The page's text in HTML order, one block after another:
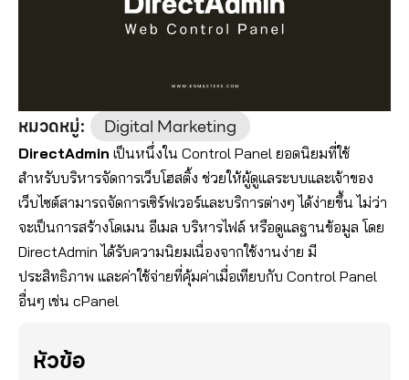
หมวดหมู่: Digital Marketing
DirectAdmin เป็นหนึ่งใน Control Panel ยอดนิยมที่ใช้
สำหรับบริหารจัดการเว็บโฮสติ้ง ช่วยให้ผู้ดูแลระบบและเจ้าของ
เว็บไซต์สามารถจัดการเซิร์ฟเวอร์และบริการต่างๆ ได้ง่ายขึ้น ไม่ว่า
จะเป็นการสร้างโดเมน อีเมล บริหารไฟล์ หรือดูแลฐานข้อมูล โดย
DirectAdmin ได้รับความนิยมเนื่องจากใช้งานง่าย มี
ประสิทธิภาพ และค่าใช้จ่ายที่คุ้มค่าเมื่อเทียบกับ Control Panel
อื่นๆ เช่น cPanel
หัวข้อ